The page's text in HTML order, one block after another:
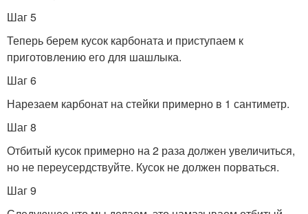
Шаг 5
Теперь берем кусок карбоната и приступаем к
приготовлению его для шашлыка.
Шаг 6
Нарезаем карбонат на стейки примерно в 1 сантиметр.
Шаг 8
Отбитый кусок примерно на 2 раза должен увеличиться,
но не переусердствуйте. Кусок не должен порваться.
Шаг 9